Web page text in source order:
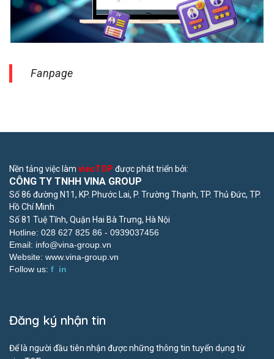
Fanpage
Nền tảng việc làm viecTOP được phát triển bởi:
CÔNG TY TNHH VINA GROUP
Số 86 đường N11, KP. Phước Lai, P. Trường Thạnh, TP. Thủ Đức, TP.
Hồ Chí Minh
Số 81 Tuệ Tĩnh, Quận Hai Bà Trưng, Hà Nội
Hotline: 028 627 825 86 - 0939037456
Email: info@vina-group.vn
Website: www.vina-group.vn
Follow us: f in
Đăng ký nhận tin
Để là người đầu tiên nhận được những thông tin tuyển dụng từ